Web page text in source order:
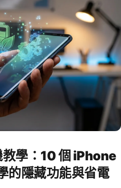
學：10 個 iPhone
的隱藏功能與省電